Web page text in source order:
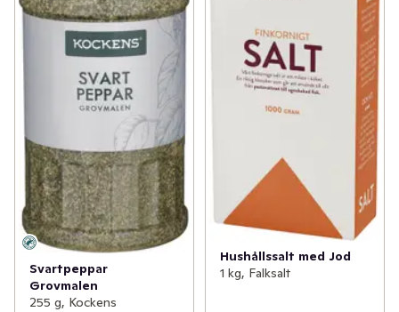
Svartpeppar
Grovmalen
255 g, Kockens
Hushållssalt med Jod
1 kg, Falksalt